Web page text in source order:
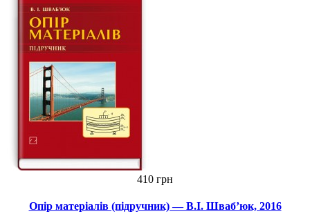
410 грн
Опір матеріалів (підручник) — В.І. Шваб’юк, 2016